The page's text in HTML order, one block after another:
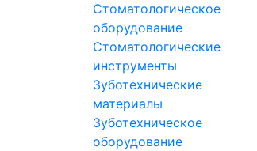
Стоматологическое
оборудование
Стоматологические
инструменты
Зуботехнические
материалы
Зуботехническое
оборудование